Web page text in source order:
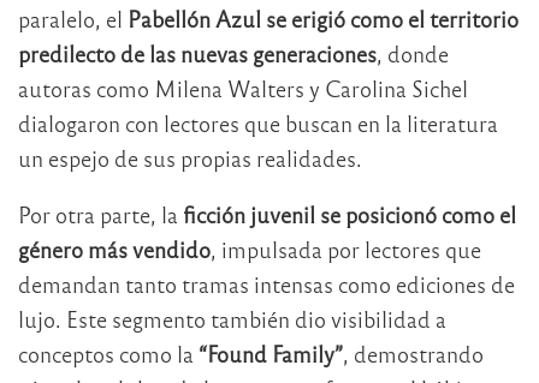
paralelo, el Pabellón Azul se erigió como el territorio
predilecto de las nuevas generaciones, donde
autoras como Milena Walters y Carolina Sichel
dialogaron con lectores que buscan en la literatura
un espejo de sus propias realidades.
Por otra parte, la ficción juvenil se posicionó como el
género más vendido, impulsada por lectores que
demandan tanto tramas intensas como ediciones de
lujo. Este segmento también dio visibilidad a
conceptos como la “Found Family”, demostrando